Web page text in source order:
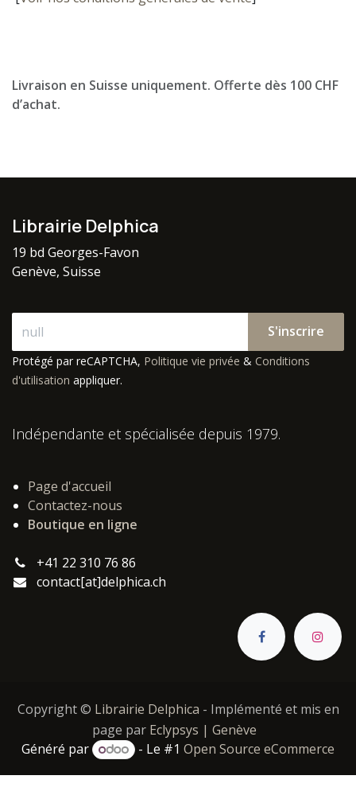
Livraison en Suisse uniquement. Offerte dès 100 CHF
d’achat.
Librairie Delphica
19 bd Georges-Favon
Genève, Suisse
S'inscrire
Protégé par reCAPTCHA, Politique vie privée & Conditions
d'utilisation appliquer.
Indépendante et spécialisée depuis 1979.
Page d'accueil
Contactez-nous
Boutique en ligne
+41 22 310 76 86
contact[at]delphica.ch
Copyright © Librairie Delphica - Implémenté et mis en
page par Eclypsys | Genève
Généré par
- Le #1Open Source eCommerce